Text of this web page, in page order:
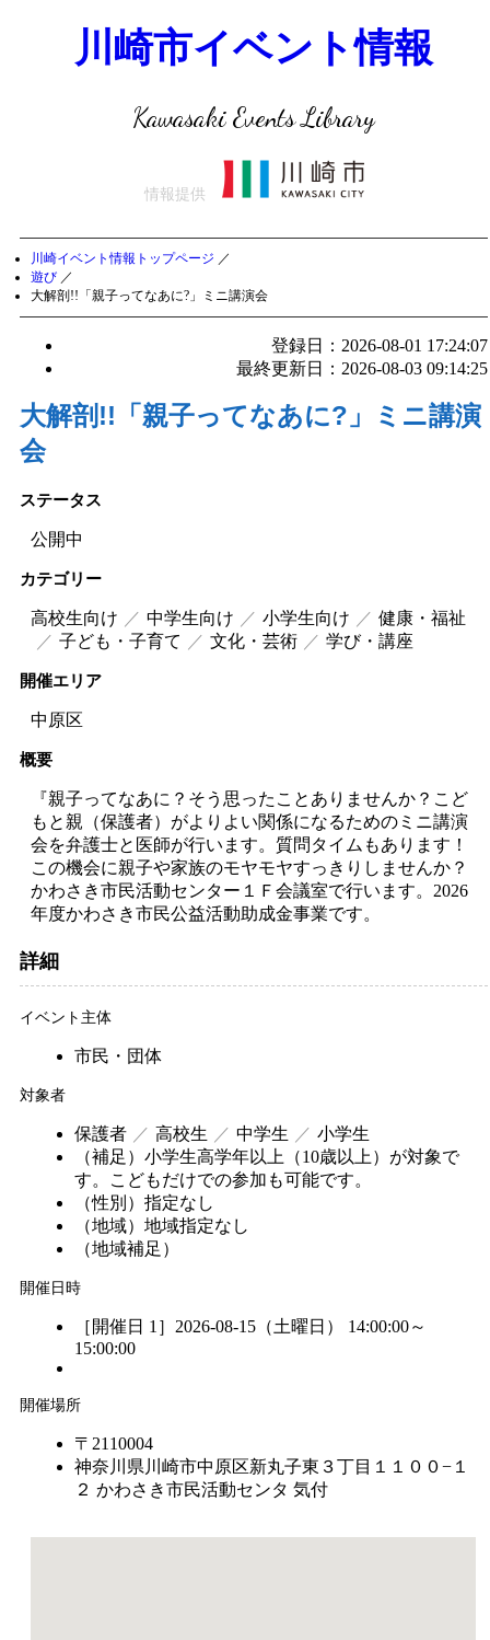
川崎市イベント情報
Kawasaki Events Library
情報提供
川崎イベント情報トップページ ／
遊び ／
大解剖!!「親子ってなあに?」ミニ講演会
登録日：2026-08-01 17:24:07
最終更新日：2026-08-03 09:14:25
大解剖!!「親子ってなあに?」ミニ講演
会
ステータス
公開中
カテゴリー
高校生向け 中学生向け 小学生向け
健康・福祉
子ども・子育て
文化・芸術 学び・講座
開催エリア
中原区
概要
『親子ってなあに？そう思ったことありませんか？こど
もと親（保護者）がよりよい関係になるためのミニ講演
会を弁護士と医師が行います。質問タイムもあります！
この機会に親子や家族のモヤモヤすっきりしませんか？
かわさき市民活動センター１Ｆ会議室で行います。2026
年度かわさき市民公益活動助成金事業です。
詳細
イベント主体
市民・団体
対象者
保護者 高校生 中学生
小学生
（補足） 小学生高学年以上（10歳以上）が対象で
す。こどもだけでの参加も可能です。
（性別） 指定なし
（地域） 地域指定なし
（地域補足）
開催日時
［開催日 1］2026-08-15（土曜日） 14:00:00～
15:00:00
開催場所
〒2110004
神奈川県川崎市中原区新丸子東３丁目１１００−１
２ かわさき市民活動センタ 気付